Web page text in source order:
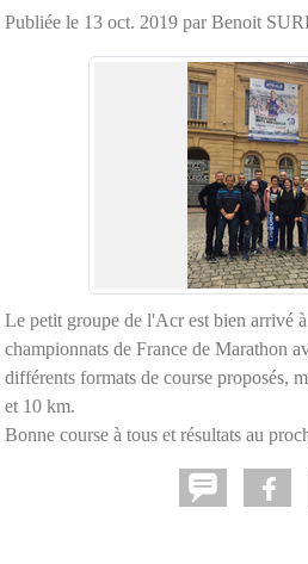
Publiée le 13 oct. 2019 par Benoit
Le petit groupe de l'Acr est bien arrivé
championnats de France de Marathon
différents formats de course proposés,
et 10 km.
Bonne course à tous et résultats au